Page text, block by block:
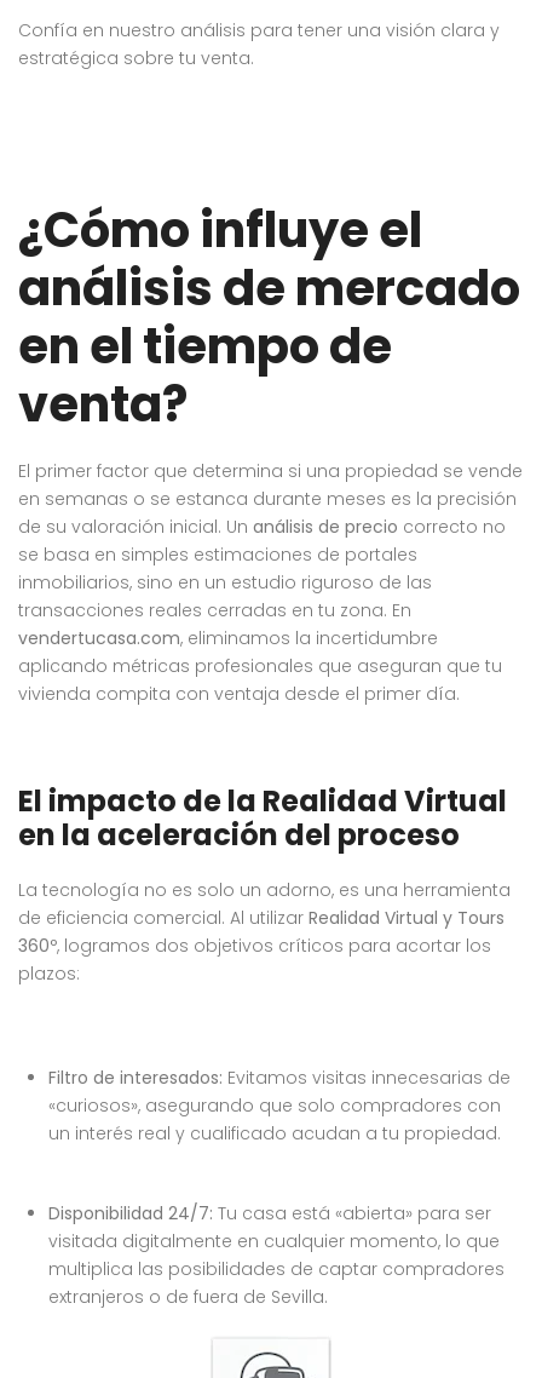
Confía en nuestro análisis para tener una visión clara y
estratégica sobre tu venta.
¿Cómo influye el
análisis de mercado
en el tiempo de
venta?
El primer factor que determina si una propiedad se vende
en semanas o se estanca durante meses es la precisión
de su valoración inicial. Un análisis de precio correcto no
se basa en simples estimaciones de portales
inmobiliarios, sino en un estudio riguroso de las
transacciones reales cerradas en tu zona. En
vendertucasa.com, eliminamos la incertidumbre
aplicando métricas profesionales que aseguran que tu
vivienda compita con ventaja desde el primer día.
El impacto de la Realidad Virtual
en la aceleración del proceso
La tecnología no es solo un adorno, es una herramienta
de eficiencia comercial. Al utilizar Realidad Virtual y Tours
360º, logramos dos objetivos críticos para acortar los
plazos:
Filtro de interesados: Evitamos visitas innecesarias de
«curiosos», asegurando que solo compradores con
un interés real y cualificado acudan a tu propiedad.
Disponibilidad 24/7: Tu casa está «abierta» para ser
visitada digitalmente en cualquier momento, lo que
multiplica las posibilidades de captar compradores
extranjeros o de fuera de Sevilla.